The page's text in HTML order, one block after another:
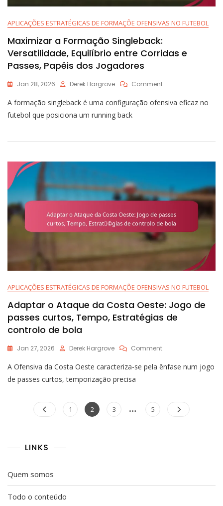
APLICAÇÕES ESTRATÉGICAS DE FORMAÇÕE OFENSIVAS NO FUTEBOL
Maximizar a Formação Singleback:
Versatilidade, Equilíbrio entre Corridas e
Passes, Papéis dos Jogadores
Jan 28, 2026 Derek Hargrove CommentOn
A
Equilíbrio
Papéis
Dos
A formação singleback é uma configuração ofensiva eficaz no
futebol que posiciona um running back
APLICAÇÕES ESTRATÉGICAS DE FORMAÇÕE OFENSIVAS NO FUTEBOL
Adaptar o Ataque da Costa Oeste: Jogo de
passes curtos, Tempo, Estratégias de
controlo de bola
Jan 27, 2026 Derek Hargrove CommentOn
O
Oeste:
Jogo
A Ofensiva da Costa Oeste caracteriza-se pela ênfase num jogo
de passes curtos, temporização precisa
Posts
Page
1 Page
2 Page
3 … Page
5
LINKS
Quem somos
Todo o conteúdo